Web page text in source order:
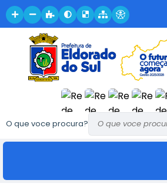
O que voce procura?